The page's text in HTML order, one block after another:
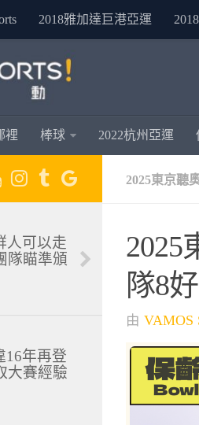
2018雅加達巨港亞運
裡 棒球 2022杭州亞運
2025東京聽
2025
隊8
由 VAMOS
人可以走
隊瞄準頒
16年再登
大賽經驗